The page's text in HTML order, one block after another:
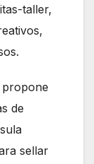
taller,
propone
de
sellar